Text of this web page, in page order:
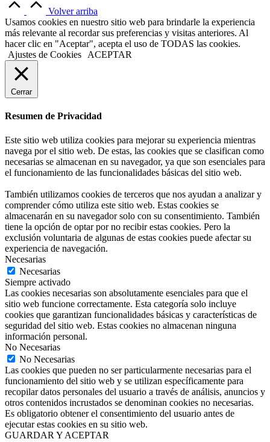
Volver arriba
Usamos cookies en nuestro sitio web para brindarle la experiencia
más relevante al recordar sus preferencias y visitas anteriores. Al
hacer clic en "Aceptar", acepta el uso de TODAS las cookies.
Ajustes de Cookies
ACEPTAR
Cerrar
Resumen de Privacidad
Este sitio web utiliza cookies para mejorar su experiencia mientras
navega por el sitio web. De estas, las cookies que se clasifican como
necesarias se almacenan en su navegador, ya que son esenciales para
el funcionamiento de las funcionalidades básicas del sitio web.
También utilizamos cookies de terceros que nos ayudan a analizar y
comprender cómo utiliza este sitio web. Estas cookies se
almacenarán en su navegador solo con su consentimiento. También
tiene la opción de optar por no recibir estas cookies. Pero la
exclusión voluntaria de algunas de estas cookies puede afectar su
experiencia de navegación.
Necesarias
Necesarias
Siempre activado
Las cookies necesarias son absolutamente esenciales para que el
sitio web funcione correctamente. Esta categoría solo incluye
cookies que garantizan funcionalidades básicas y características de
seguridad del sitio web. Estas cookies no almacenan ninguna
información personal.
No Necesarias
No Necesarias
Las cookies que pueden no ser particularmente necesarias para el
funcionamiento del sitio web y se utilizan específicamente para
recopilar datos personales del usuario a través de análisis, anuncios y
otros contenidos incrustados se denominan cookies no necesarias.
Es obligatorio obtener el consentimiento del usuario antes de
ejecutar estas cookies en su sitio web.
GUARDAR Y ACEPTAR